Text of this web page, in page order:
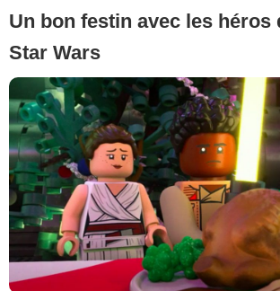
Un bon festin avec les héros
Star Wars